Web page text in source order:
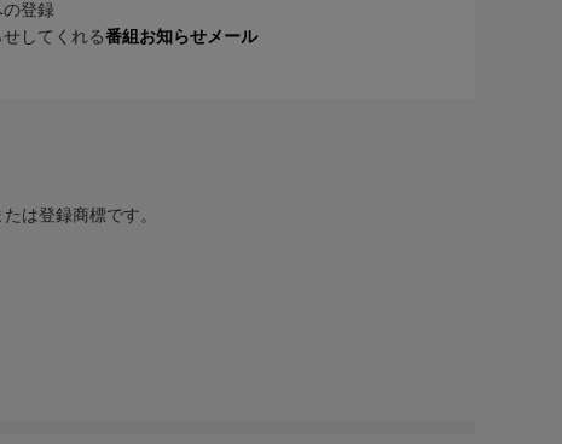
登録
してくれる番組お知らせメール
は登録商標です。